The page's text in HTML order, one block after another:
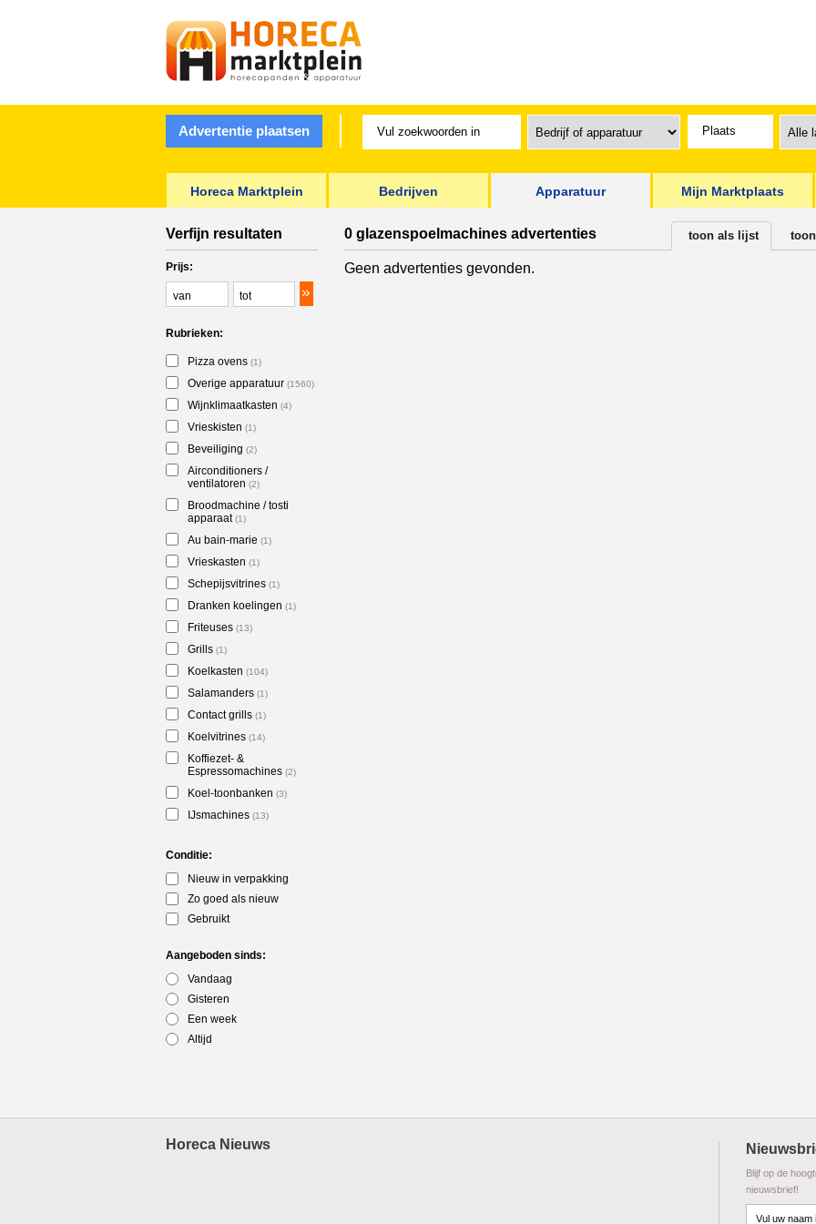
Advertentie plaatsen
Horeca Marktplein Bedrijven Apparatuur Mijn Marktplaats
Verfijn resultaten
Prijs:
Rubrieken:
Pizza ovens (1)
Overige apparatuur (1560)
Wijnklimaatkasten (4)
Vrieskisten (1)
Beveiliging (2)
Airconditioners /
ventilatoren (2)
Broodmachine / tosti
apparaat(1)
Au bain-marie (1)
Vrieskasten (1)
Schepijsvitrines (1)
Dranken koelingen (1)
Friteuses (13)
Grills (1)
Koelkasten (104)
Salamanders (1)
Contact grills (1)
Koelvitrines (14)
Koffiezet- &
Espressomachines (2)
Koel-toonbanken (3)
IJsmachines (13)
Conditie:
Nieuw in verpakking
Zo goed als nieuw
Gebruikt
Aangeboden sinds:
Vandaag
Gisteren
Een week
Altijd
0 glazenspoelmachines advertenties toon als lijst
Geen advertenties gevonden.
Horeca Nieuws
Blijf op de
nieuwsbrief!